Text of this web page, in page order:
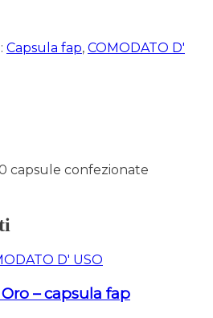
Capsula fap, COMODATO D'
capsule confezionate
D' USO
– capsula fap